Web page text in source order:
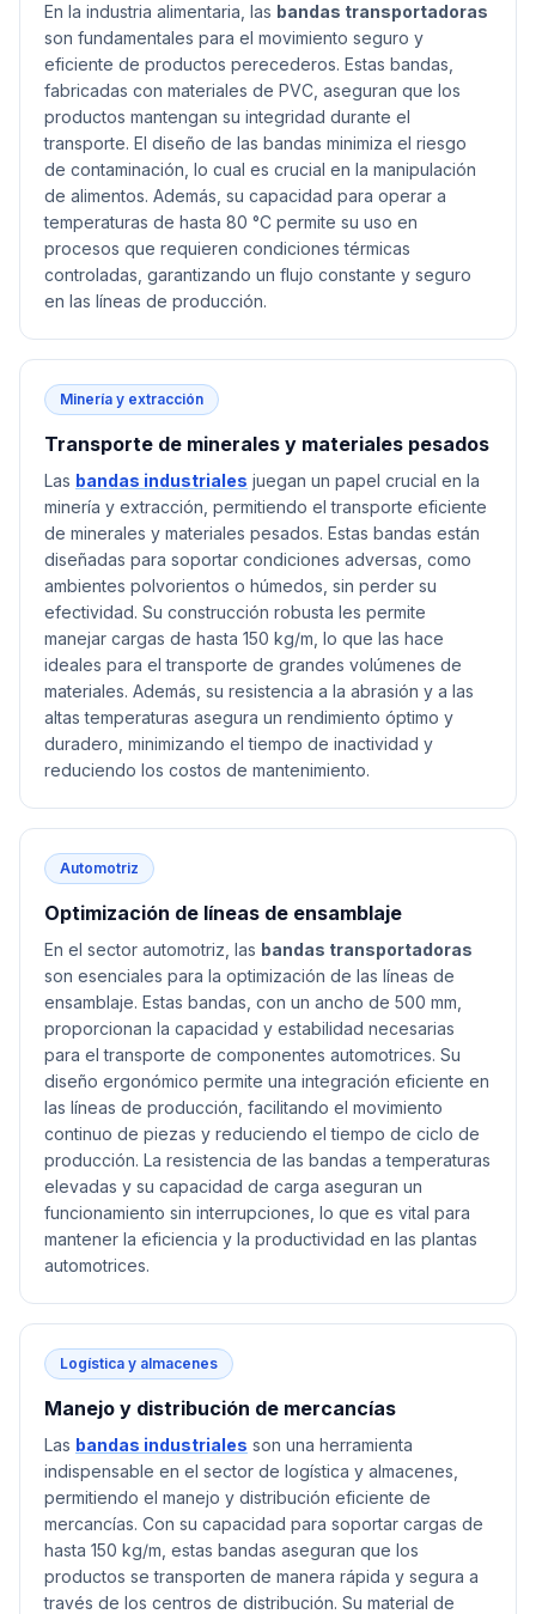
En la industria alimentaria, las bandas transportadoras
son fundamentales para el movimiento seguro y
eficiente de productos perecederos. Estas bandas,
fabricadas con materiales de PVC, aseguran que los
productos mantengan su integridad durante el
transporte. El diseño de las bandas minimiza el riesgo
de contaminación, lo cual es crucial en la manipulación
de alimentos. Además, su capacidad para operar a
temperaturas de hasta 80 °C permite su uso en
procesos que requieren condiciones térmicas
controladas, garantizando un flujo constante y seguro
en las líneas de producción.
Minería y extracción
Transporte de minerales y materiales pesados
Las bandas industriales juegan un papel crucial en la
minería y extracción, permitiendo el transporte eficiente
de minerales y materiales pesados. Estas bandas están
diseñadas para soportar condiciones adversas, como
ambientes polvorientos o húmedos, sin perder su
efectividad. Su construcción robusta les permite
manejar cargas de hasta 150 kg/m, lo que las hace
ideales para el transporte de grandes volúmenes de
materiales. Además, su resistencia a la abrasión y a las
altas temperaturas asegura un rendimiento óptimo y
duradero, minimizando el tiempo de inactividad y
reduciendo los costos de mantenimiento.
Automotriz
Optimización de líneas de ensamblaje
En el sector automotriz, las bandas transportadoras
son esenciales para la optimización de las líneas de
ensamblaje. Estas bandas, con un ancho de 500 mm,
proporcionan la capacidad y estabilidad necesarias
para el transporte de componentes automotrices. Su
diseño ergonómico permite una integración eficiente en
las líneas de producción, facilitando el movimiento
continuo de piezas y reduciendo el tiempo de ciclo de
producción. La resistencia de las bandas a temperaturas
elevadas y su capacidad de carga aseguran un
funcionamiento sin interrupciones, lo que es vital para
mantener la eficiencia y la productividad en las plantas
automotrices.
Logística y almacenes
Manejo y distribución de mercancías
Las bandas industriales son una herramienta
indispensable en el sector de logística y almacenes,
permitiendo el manejo y distribución eficiente de
mercancías. Con su capacidad para soportar cargas de
hasta 150 kg/m, estas bandas aseguran que los
productos se transporten de manera rápida y segura a
través de los centros de distribución. Su material de